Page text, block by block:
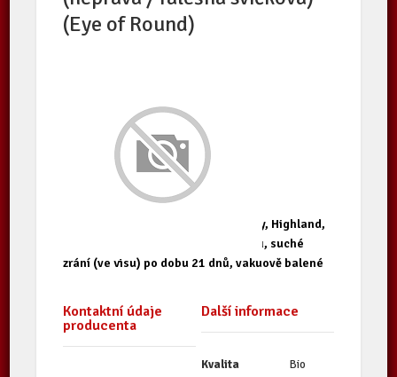
(Eye of Round)
plemeno Aberdeen Angus, Galloway, Highland,
býk nebo jalovice stáří do 30 měsíců, suché
zrání (ve visu) po dobu 21 dnů, vakuově balené
Kontaktní údaje
producenta
Další informace
Kvalita Bio